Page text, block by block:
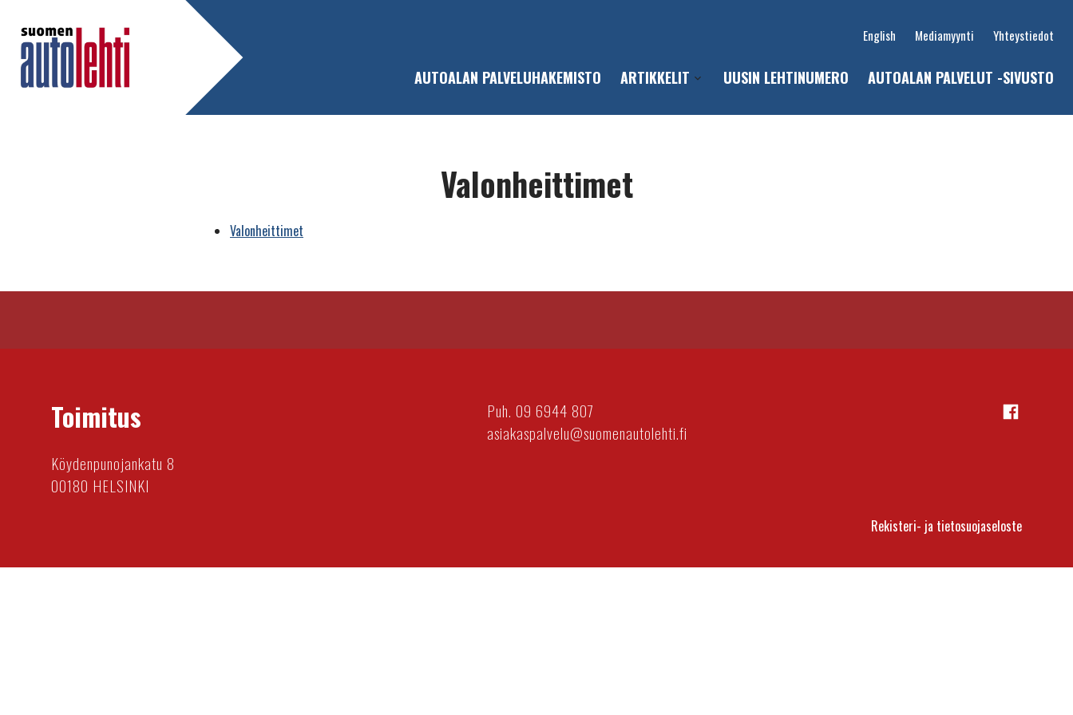
English Mediamyynti Yhteystiedot
AUTOALAN PALVELUHAKEMISTO ARTIKKELIT
sub-
UUSIN LEHTINUMERO AUTOALAN PALVELUT -SIVUSTO
Valonheittimet
Valonheittimet
Toimitus
Köydenpunojankatu 8
00180 HELSINKI
Puh. 09 6944 807
asiakaspalvelu@suomenautolehti.fi
Rekisteri- ja tietosuojaseloste